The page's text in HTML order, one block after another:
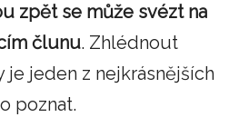
zpět se může svézt na
člunu. Zhlédnout
jeden z nejkrásnějších
poznat.